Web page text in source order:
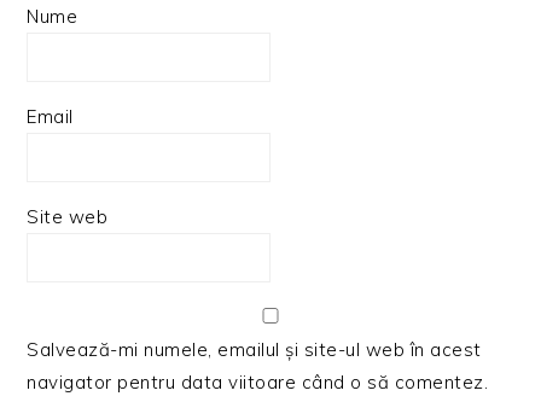
Nume
Email
Site web
Salvează-mi numele, emailul și site-ul web în acest
navigator pentru data viitoare când o să comentez.